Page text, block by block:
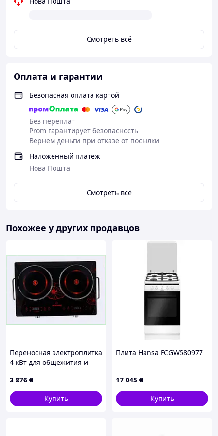
плиты
Цвет
Дополнительно
Частота
Индикатор распознавания посуды
✔️ автоматическое для приготовления на индукции
Смотреть всё
Оплата и гарантии
Безопасная оплата картой
Без переплат
Prom гарантирует безопасность
Вернем деньги при отказе от посылки
Наложенный платеж
Нова Пошта
Смотреть всё
Похожее у других продавцов
Переносная электроплитка
4 кВт для общежития и
3 876 ₴
Купить
Плита Hansa FCGW580977
17 045 ₴
Купить